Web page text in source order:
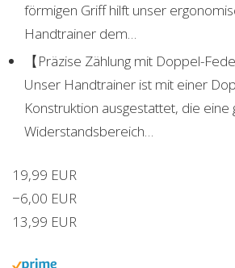
förmigen Griff hilft unser
Handtrainer dem…
【Präzise Zählung mit Doppel-
Unser Handtrainer ist mit einer
Konstruktion ausgestattet, die eine
Widerstandsbereich…
19,99 EUR
−6,00 EUR
13,99 EUR